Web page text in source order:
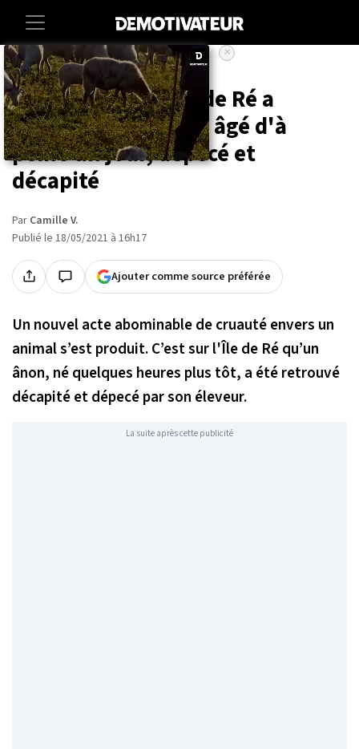
Accueil Societe Animaux
Un éleveur de l'Île de Ré a
retrouvé son ânon, âgé d'à
peine un jour, dépecé et
décapité
Par Camille V.
Publié le 18/05/2021 à 16h17
Ajouter comme source préférée
×
Un nouvel acte abominable de cruauté envers un
animal s’est produit. C’est sur l'Île de Ré qu’un
ânon, né quelques heures plus tôt, a été retrouvé
décapité et dépecé par son éleveur.
La suite après cette publicité